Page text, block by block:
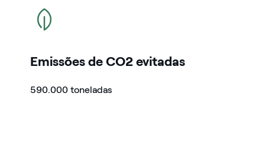
icon
Emissões de CO2 evitadas
590.000 toneladas